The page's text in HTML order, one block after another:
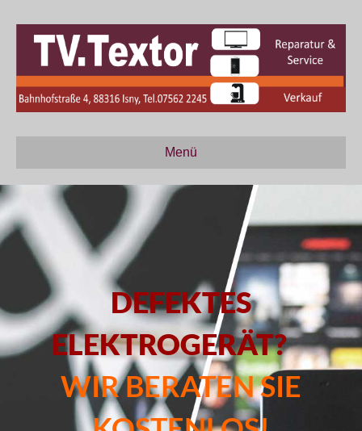
Menü
DEFEKTES
ELEKTROGERÄT?